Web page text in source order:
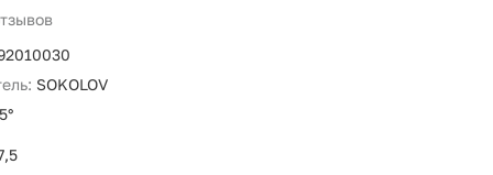
SOKOLOV